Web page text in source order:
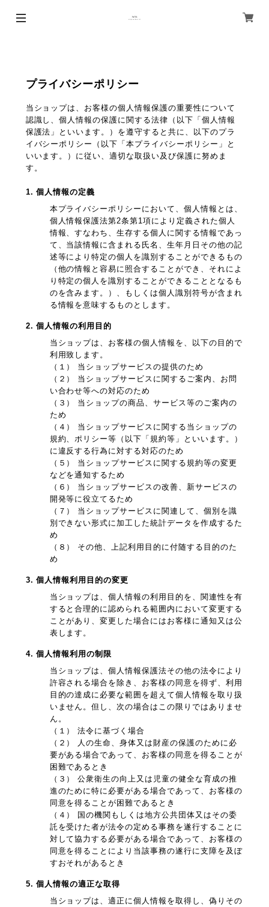
プライバシーポリシー
当ショップは、お客様の個人情報保護の重要性について
認識し、個人情報の保護に関する法律（以下「個人情報
保護法」といいます。）を遵守すると共に、以下のプラ
イバシーポリシー（以下「本プライバシーポリシー」と
いいます。）に従い、適切な取扱い及び保護に努めま
す。
1. 個人情報の定義
本プライバシーポリシーにおいて、個人情報とは、
個人情報保護法第2条第1項により定義された個人
情報、すなわち、生存する個人に関する情報であっ
て、当該情報に含まれる氏名、生年月日その他の記
述等により特定の個人を識別することができるもの
（他の情報と容易に照合することができ、それによ
り特定の個人を識別することができることとなるも
のを含みます。）、もしくは個人識別符号が含まれ
る情報を意味するものとします。
2. 個人情報の利用目的
当ショップは、お客様の個人情報を、以下の目的で
利用致します。
（１） 当ショップサービスの提供のため
（２） 当ショップサービスに関するご案内、お問
い合わせ等への対応のため
（３） 当ショップの商品、サービス等のご案内の
ため
（４） 当ショップサービスに関する当ショップの
規約、ポリシー等（以下「規約等」といいます。）
に違反する行為に対する対応のため
（５） 当ショップサービスに関する規約等の変更
などを通知するため
（６） 当ショップサービスの改善、新サービスの
開発等に役立てるため
（７） 当ショップサービスに関連して、個別を識
別できない形式に加工した統計データを作成するた
め
（８） その他、上記利用目的に付随する目的のた
め
3. 個人情報利用目的の変更
当ショップは、個人情報の利用目的を、関連性を有
すると合理的に認められる範囲内において変更する
ことがあり、変更した場合にはお客様に通知又は公
表します。
4. 個人情報利用の制限
当ショップは、個人情報保護法その他の法令により
許容される場合を除き、お客様の同意を得ず、利用
目的の達成に必要な範囲を超えて個人情報を取り扱
いません。但し、次の場合はこの限りではありませ
ん。
（１） 法令に基づく場合
（２） 人の生命、身体又は財産の保護のために必
要がある場合であって、お客様の同意を得ることが
困難であるとき
（３） 公衆衛生の向上又は児童の健全な育成の推
進のために特に必要がある場合であって、お客様の
同意を得ることが困難であるとき
（４） 国の機関もしくは地方公共団体又はその委
託を受けた者が法令の定める事務を遂行することに
対して協力する必要がある場合であって、お客様の
同意を得ることにより当該事務の遂行に支障を及ぼ
すおそれがあるとき
5. 個人情報の適正な取得
当ショップは、適正に個人情報を取得し、偽りその